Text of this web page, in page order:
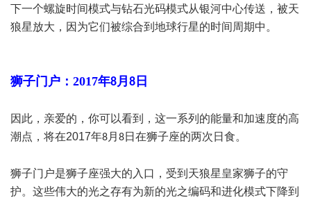
下一个螺旋时间模式与钻石光码模式从银河中心传送，被天
狼星放大，因为它们被综合到地球行星的时间周期中。
狮子门户： 2017年8月 8 日
因此，亲爱的，你可以看到，这一系列的能量和加速度的高
潮点，将在2017年8月 8日在狮子座的两次日食。
狮子门户是狮子座强大的入口，受到天狼星皇家狮子的守
护。这些伟大的光之存有为新的光之编码和进化模式下降到